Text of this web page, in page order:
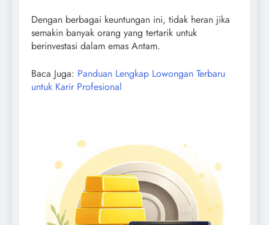
Dengan berbagai keuntungan ini, tidak heran jika
semakin banyak orang yang tertarik untuk
berinvestasi dalam emas Antam.
Baca Juga: Panduan Lengkap Lowongan Terbaru
untuk Karir Profesional